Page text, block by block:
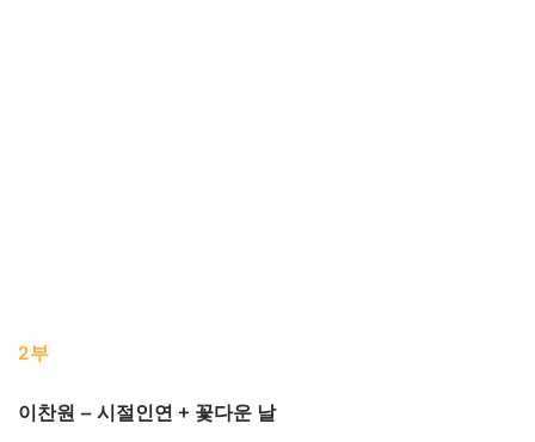
2부
이찬원 – 시절인연 + 꽃다운 날